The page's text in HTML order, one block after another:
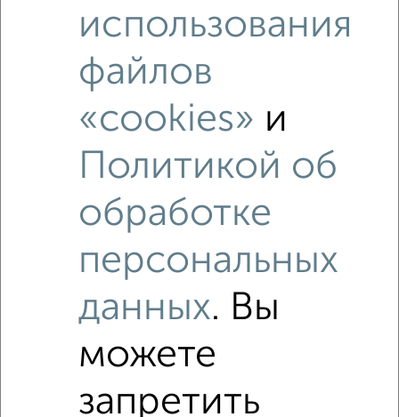
Средняя цена по городу
Похожие предложения рядом
1‑комнатные квартиры недалеко от Мечникова 36
использования
файлов
«cookies» и
Политикой об
обработке
персональных
данных. Вы
можете
запретить